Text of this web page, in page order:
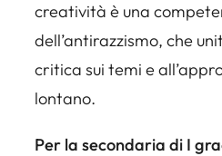
creatività è una
dell’antirazzismo, che
critica sui temi e
lontano.
Per la secondaria di I